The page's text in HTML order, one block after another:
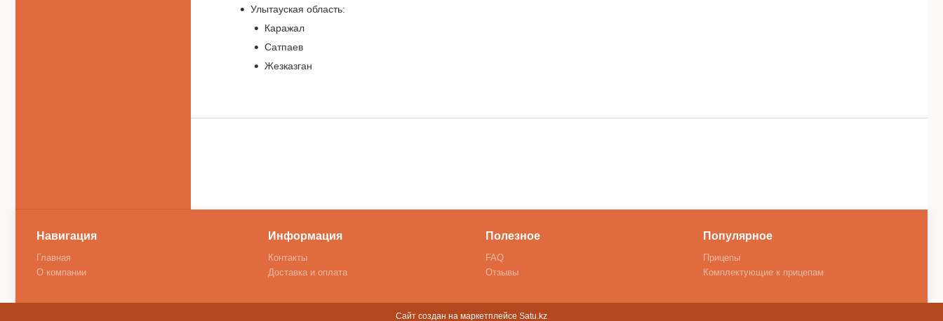
Улытауская область:
Каражал
Сатпаев
Жезказган
Навигация
Главная
О компании
Информация
Контакты
Доставка и оплата
Полезное
FAQ
Отзывы
Популярное
Прицепы
Комплектующие к прицепам
Сайт создан на маркетплейсе Satu.kz